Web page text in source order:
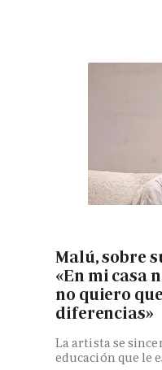
Malú, sobre
«En mi casa
no quiero
diferencias»
La artista se
educación que le